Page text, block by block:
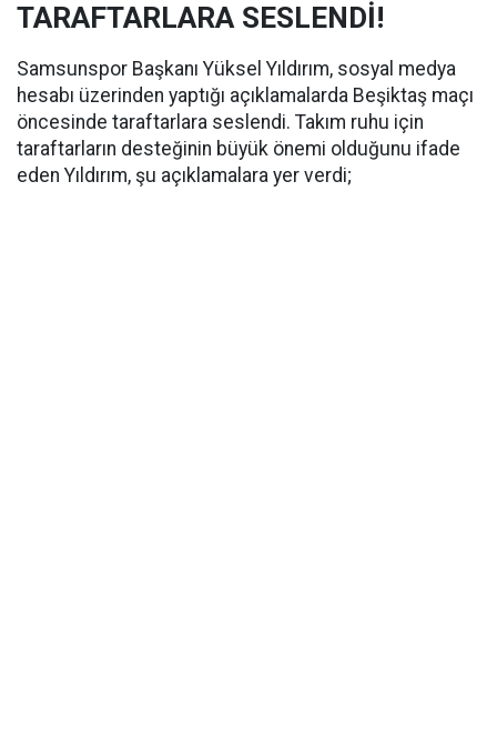
TARAFTARLARA SESLENDİ!
Samsunspor Başkanı Yüksel Yıldırım, sosyal medya
hesabı üzerinden yaptığı açıklamalarda Beşiktaş maçı
öncesinde taraftarlara seslendi. Takım ruhu için
taraftarların desteğinin büyük önemi olduğunu ifade
eden Yıldırım, şu açıklamalara yer verdi;